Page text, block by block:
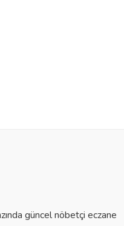
güncel nöbetçi eczane